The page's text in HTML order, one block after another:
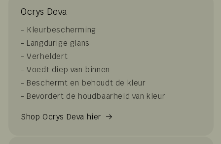
Ocrys Deva
- Kleurbescherming
- Langdurige glans
- Verheldert
- Voedt diep van binnen
- Beschermt en behoudt de kleur
- Bevordert de houdbaarheid van kleur
Shop Ocrys Deva hier